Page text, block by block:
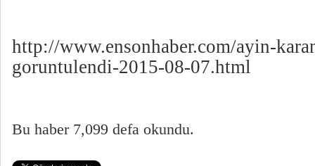
http://www.ensonhaber.com/ayin-
goruntulendi-2015-08-07.html
Bu haber 7,099 defa okundu.